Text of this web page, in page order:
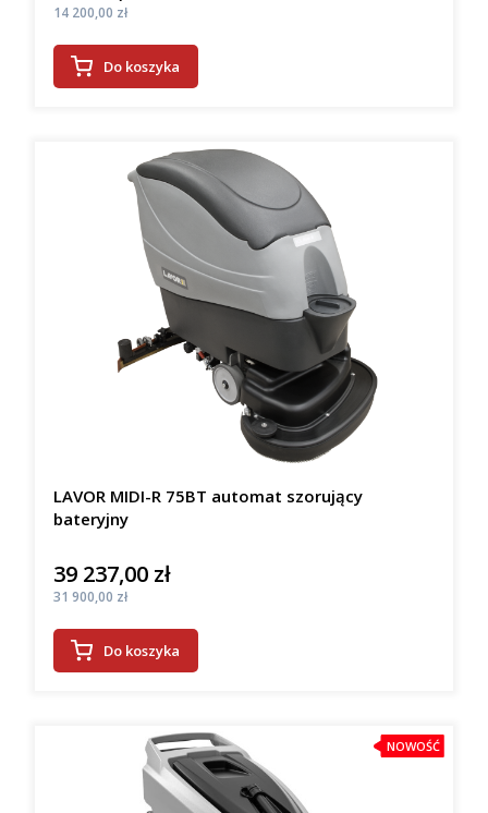
Cena
14 200,00 zł
Do koszyka
LAVOR MIDI-R 75BT automat szorujący
bateryjny
Cena
39 237,00 zł
Cena
31 900,00 zł
Do koszyka
NOWOŚĆ